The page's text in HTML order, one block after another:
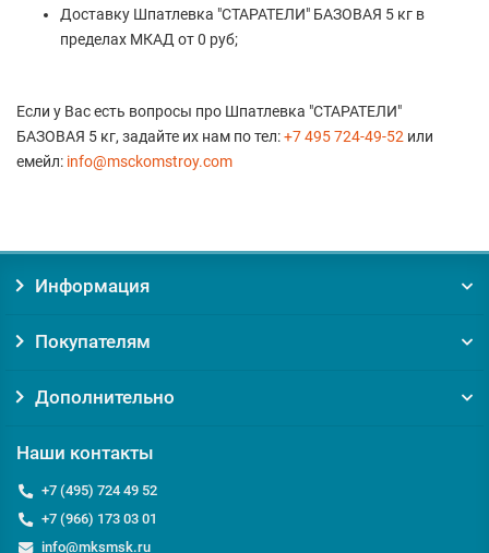
Доставку Шпатлевка "СТАРАТЕЛИ" БАЗОВАЯ 5 кг в
пределах МКАД от 0 руб;
Если у Вас есть вопросы про Шпатлевка "СТАРАТЕЛИ"
БАЗОВАЯ 5 кг, задайте их нам по тел:+7 495 724-49-52 или
емейл: info@msckomstroy.com
Информация
Покупателям
Дополнительно
Наши контакты
+7 (495) 724 49 52
+7 (966) 173 03 01
info@mksmsk.ru